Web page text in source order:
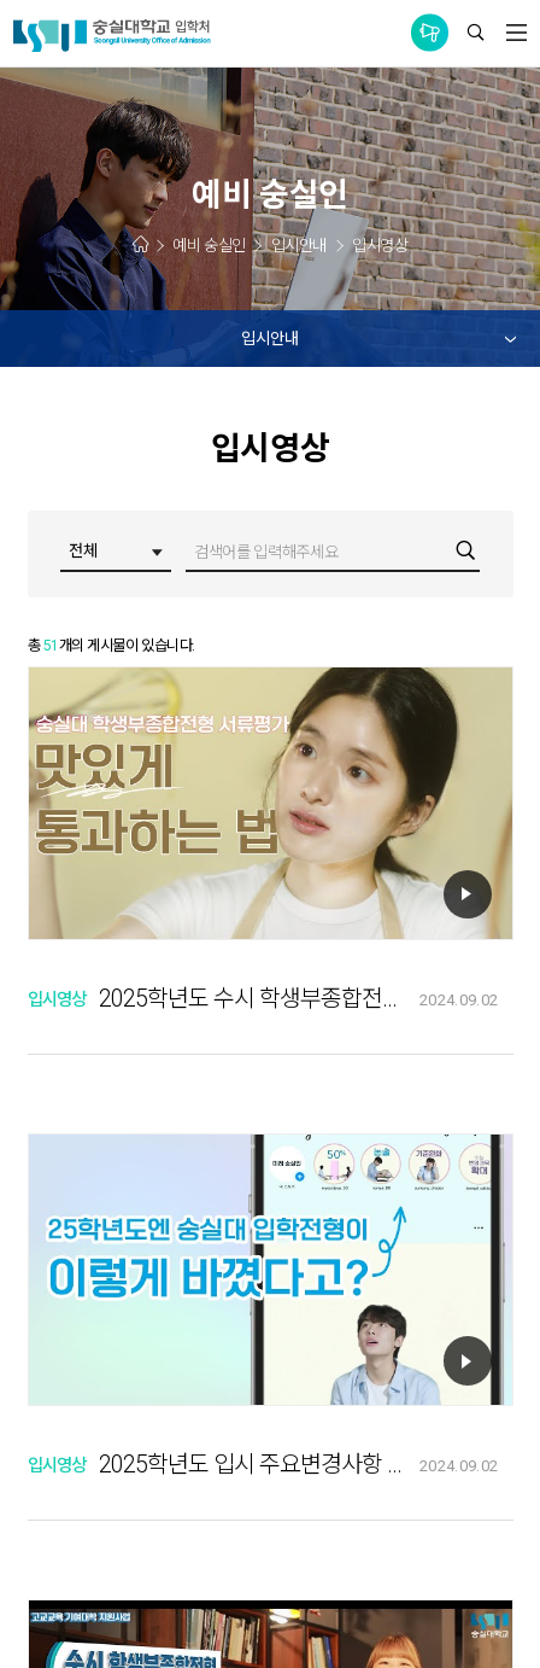
통합공지사항
예비 숭실인
예비 숭실인 입시안내 입시영상
입시안내
입시영상
총51 개의 게시물이 있습니다.
입시영상 2025학년도 수시 학생부종합전형 서류평가 안내 2024.09.02
입시영상 2025학년도 입시 주요변경사항 안내 2024.09.02